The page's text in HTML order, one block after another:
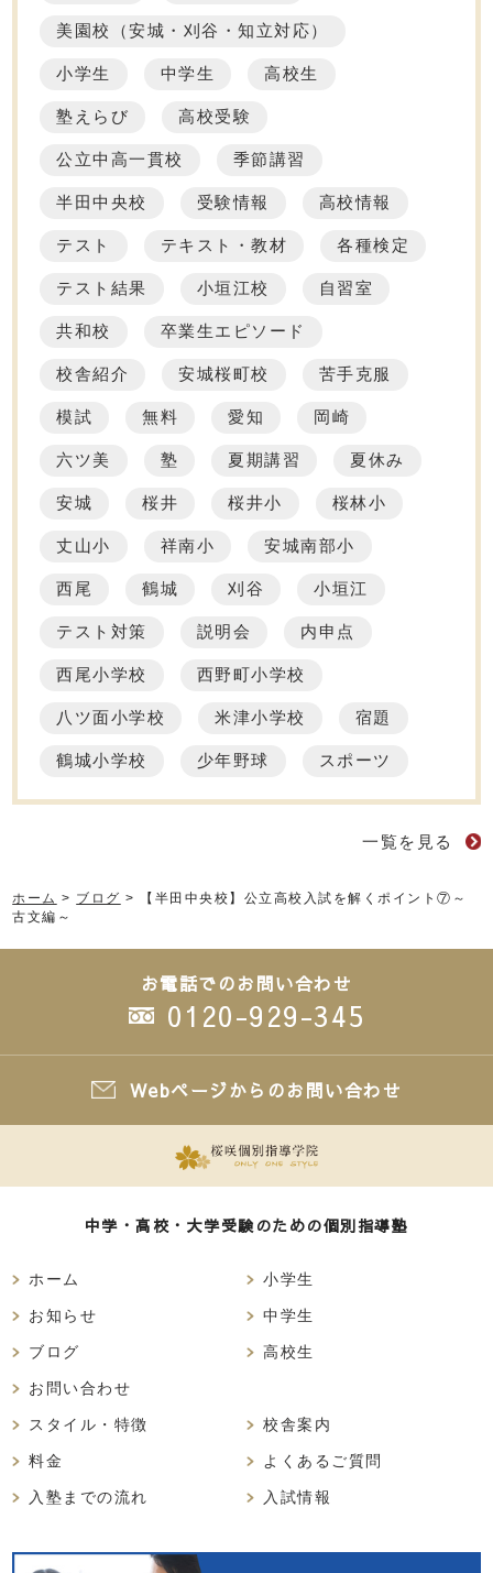
美園校（安城・刈谷・知立対応）
小学生 中学生 高校生
塾えらび 高校受験
公立中高一貫校 季節講習
半田中央校 受験情報 高校情報
テスト テキスト・教材 各種検定
テスト結果 小垣江校 自習室
共和校 卒業生エピソード
校舎紹介 安城桜町校 苦手克服
模試 無料 愛知 岡崎
六ツ美 塾 夏期講習 夏休み
安城 桜井 桜井小 桜林小
丈山小 祥南小 安城南部小
西尾 鶴城 刈谷 小垣江
テスト対策 説明会 内申点
西尾小学校 西野町小学校
八ツ面小学校 米津小学校 宿題
鶴城小学校 少年野球 スポーツ
一覧を見る
ホーム > ブログ >
【半田中央校】公立高校入試を解くポイント⑦～
古文編～
お電話でのお問い合わせ
0120-929-345
Webページからのお問い合わせ
中学・高校・大学受験のための個別指導塾
ホーム
お知らせ
ブログ
お問い合わせ
小学生
中学生
高校生
スタイル・特徴
料金
入塾までの流れ
校舎案内
よくあるご質問
入試情報